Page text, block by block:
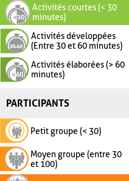
Activités courtes (< 30
minutes)
Activités développées
(Entre 30 et 60 minutes)
Activités élaborées (> 60
minutes)
PARTICIPANTS
Petit groupe (< 30)
Moyen groupe (entre 30
et 100)